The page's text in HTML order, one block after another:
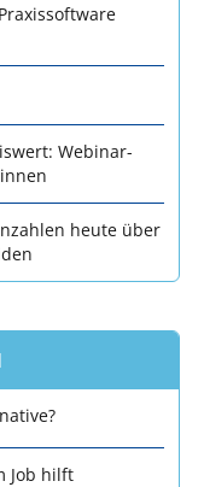
Webinar-
heute über
Job hilft